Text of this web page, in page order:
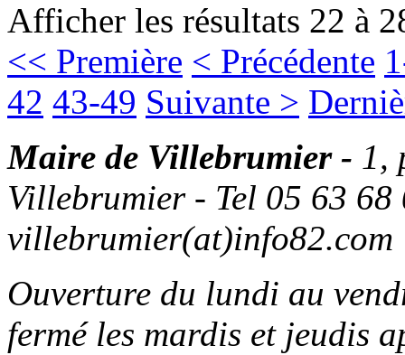
Afficher les résultats 22 à
<< Première < Précédente
42 43-49 Suivante >
Maire de Villebrumier - 1,
Villebrumier - Tel 05 63
villebrumier(at)info82.com
Ouverture du lundi au
fermé les mardis et jeudis